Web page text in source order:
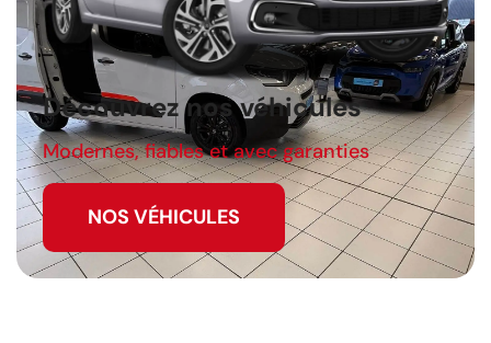
Découvrez nos véhicules
Modernes, fiables et avec garanties
NOS VÉHICULES